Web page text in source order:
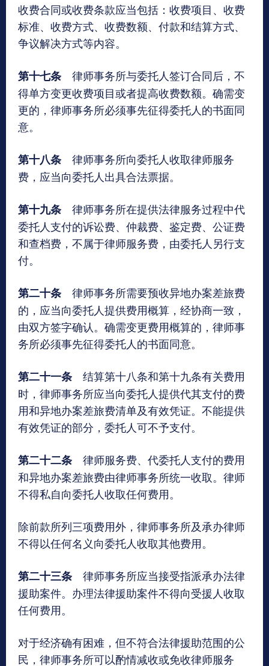
收费合同或收费条款应当包括：收费项目、收费
标准、收费方式、收费数额、付款和结算方式、
争议解决方式等内容。
第十七条 律师事务所与委托人签订合同后，不
得单方变更收费项目或者提高收费数额。确需变
更的，律师事务所必须事先征得委托人的书面同
意。
第十八条 律师事务所向委托人收取律师服务
费，应当向委托人出具合法票据。
第十九条 律师事务所在提供法律服务过程中代
委托人支付的诉讼费、仲裁费、鉴定费、公证费
和查档费，不属于律师服务费，由委托人另行支
付。
第二十条 律师事务所需要预收异地办案差旅费
的，应当向委托人提供费用概算，经协商一致，
由双方签字确认。确需变更费用概算的，律师事
务所必须事先征得委托人的书面同意。
第二十一条 结算第十八条和第十九条有关费用
时，律师事务所应当向委托人提供代其支付的费
用和异地办案差旅费清单及有效凭证。不能提供
有效凭证的部分，委托人可不予支付。
第二十二条 律师服务费、代委托人支付的费用
和异地办案差旅费由律师事务所统一收取。律师
不得私自向委托人收取任何费用。
除前款所列三项费用外，律师事务所及承办律师
不得以任何名义向委托人收取其他费用。
第二十三条 律师事务所应当接受指派承办法律
援助案件。办理法律援助案件不得向受援人收取
任何费用。
对于经济确有困难，但不符合法律援助范围的公
民，律师事务所可以酌情减收或免收律师服务